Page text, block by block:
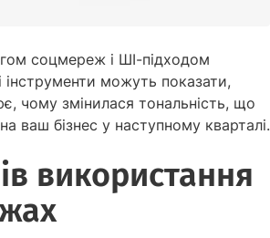
соцмереж і ШІ-підходом
інструменти можуть показати,
чому змінилася тональність, що
ваш бізнес у наступному кварталі.
використання